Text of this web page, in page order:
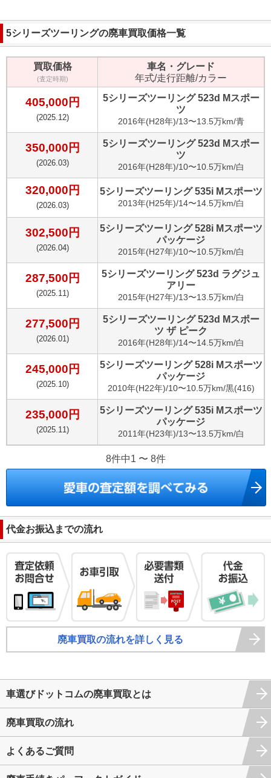
5シリーズツーリングの廃車買取価格一覧
買取価格
(査定時期)
車名・グレード
年式/走行距離/カラー
405,000 円
(2025.12)
5シリーズツーリング 523d Mスポー
ツ
2016年(H28年)/13〜13.5万km/青
350,000 円
(2026.03)
5シリーズツーリング 523d Mスポー
ツ
2016年(H28年)/10〜10.5万km/白
320,000 円
(2026.03)
5シリーズツーリング 535i Mスポーツ
2013年(H25年)/14〜14.5万km/白
302,500 円
(2026.04)
5シリーズツーリング 528i Mスポーツ
パッケージ
2015年(H27年)/10〜10.5万km/白
287,500 円
(2025.11)
5シリーズツーリング 523d ラグジュ
アリー
2015年(H27年)/13〜13.5万km/白
277,500 円
(2026.01)
5シリーズツーリング 523d Mスポー
ツ ザ ピーク
2016年(H28年)/14〜14.5万km/白
245,000 円
(2025.10)
5シリーズツーリング 528i Mスポーツ
パッケージ
2010年(H22年)/10〜10.5万km/黒(416)
235,000 円
(2025.11)
5シリーズツーリング 535i Mスポーツ
パッケージ
2011年(H23年)/13〜13.5万km/白
8件中1 〜 8件
代金お振込までの流れ
廃車買取の流れを詳しく見る
車選びドットコムの廃車買取とは
廃車買取の流れ
よくあるご質問